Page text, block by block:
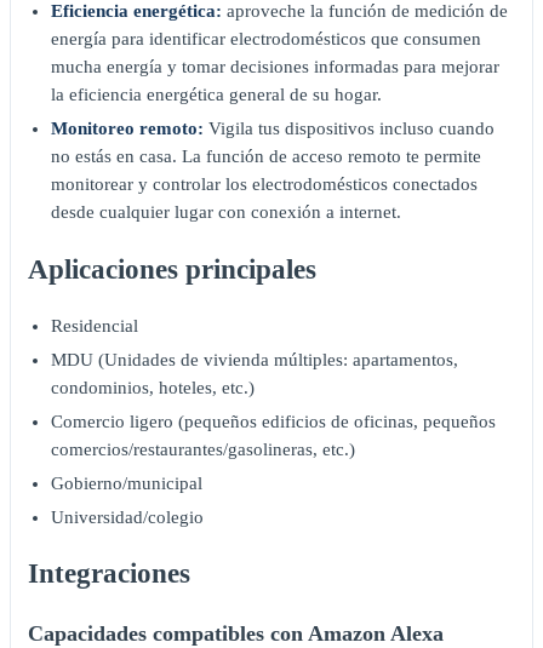
Eficiencia energética: aproveche la función de medición de
energía para identificar electrodomésticos que consumen
mucha energía y tomar decisiones informadas para mejorar
la eficiencia energética general de su hogar.
Monitoreo remoto: Vigila tus dispositivos incluso cuando
no estás en casa. La función de acceso remoto te permite
monitorear y controlar los electrodomésticos conectados
desde cualquier lugar con conexión a internet.
Aplicaciones principales
Residencial
MDU (Unidades de vivienda múltiples: apartamentos,
condominios, hoteles, etc.)
Comercio ligero (pequeños edificios de oficinas, pequeños
comercios/restaurantes/gasolineras, etc.)
Gobierno/municipal
Universidad/colegio
Integraciones
Capacidades compatibles con Amazon Alexa